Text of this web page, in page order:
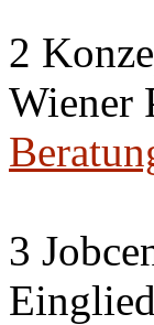
2
Wiener
3